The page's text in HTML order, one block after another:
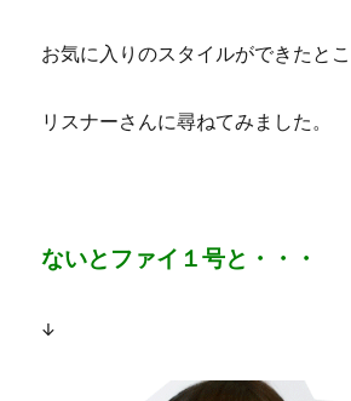
お気に入りのスタイルができたと
リスナーさんに尋ねてみました。
ないとファイ１号と・・・
↓